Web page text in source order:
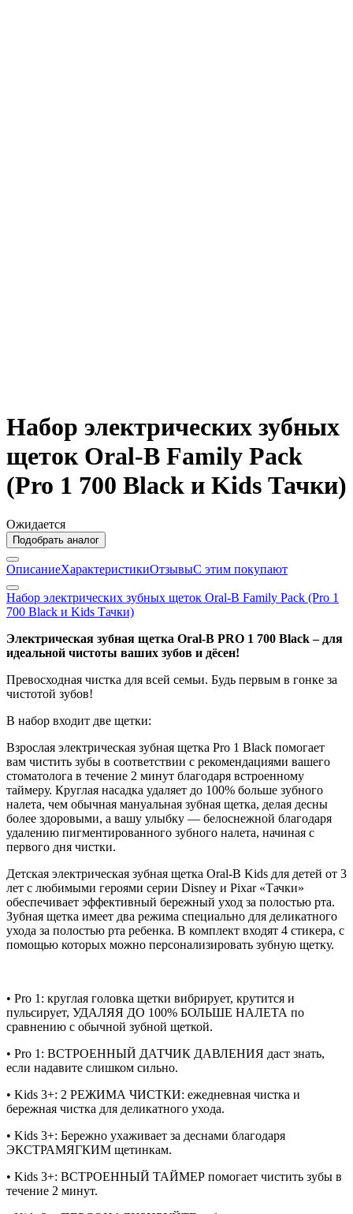
Набор электрических зубных
щеток Oral-B Family Pack
(Pro 1 700 Black и Kids Тачки)
Ожидается
Подобрать аналог
ОписаниеХарактеристикиОтзывыС этим покупают
Набор электрических зубных щеток Oral-B Family Pack (Pro 1
700 Black и Kids Тачки)
Электрическая зубная щетка Oral-B PRO 1 700 Black – для
идеальной чистоты ваших зубов и дёсен!
Превосходная чистка для всей семьи. Будь первым в гонке за
чистотой зубов!
В набор входит две щетки:
Взрослая электрическая зубная щетка Pro 1 Black помогает
вам чистить зубы в соответствии с рекомендациями вашего
стоматолога в течение 2 минут благодаря встроенному
таймеру. Круглая насадка удаляет до 100% больше зубного
налета, чем обычная мануальная зубная щетка, делая десны
более здоровыми, а вашу улыбку — белоснежной благодаря
удалению пигментированного зубного налета, начиная с
первого дня чистки.
Детская электрическая зубная щетка Oral-B Kids для детей от 3
лет с любимыми героями серии Disney и Pixar «Тачки»
обеспечивает эффективный бережный уход за полостью рта.
Зубная щетка имеет два режима специально для деликатного
ухода за полостью рта ребенка. В комплект входят 4 стикера, с
помощью которых можно персонализировать зубную щетку.
• Pro 1: круглая головка щетки вибрирует, крутится и
пульсирует, УДАЛЯЯ ДО 100% БОЛЬШЕ НАЛЕТА по
сравнению с обычной зубной щеткой.
• Pro 1: ВСТРОЕННЫЙ ДАТЧИК ДАВЛЕНИЯ даст знать,
если надавите слишком сильно.
• Kids 3+: 2 РЕЖИМА ЧИСТКИ: ежедневная чистка и
бережная чистка для деликатного ухода.
• Kids 3+: Бережно ухаживает за деснами благодаря
ЭКСТРАМЯГКИМ щетинкам.
• Kids 3+: ВСТРОЕННЫЙ ТАЙМЕР помогает чистить зубы в
течение 2 минут.